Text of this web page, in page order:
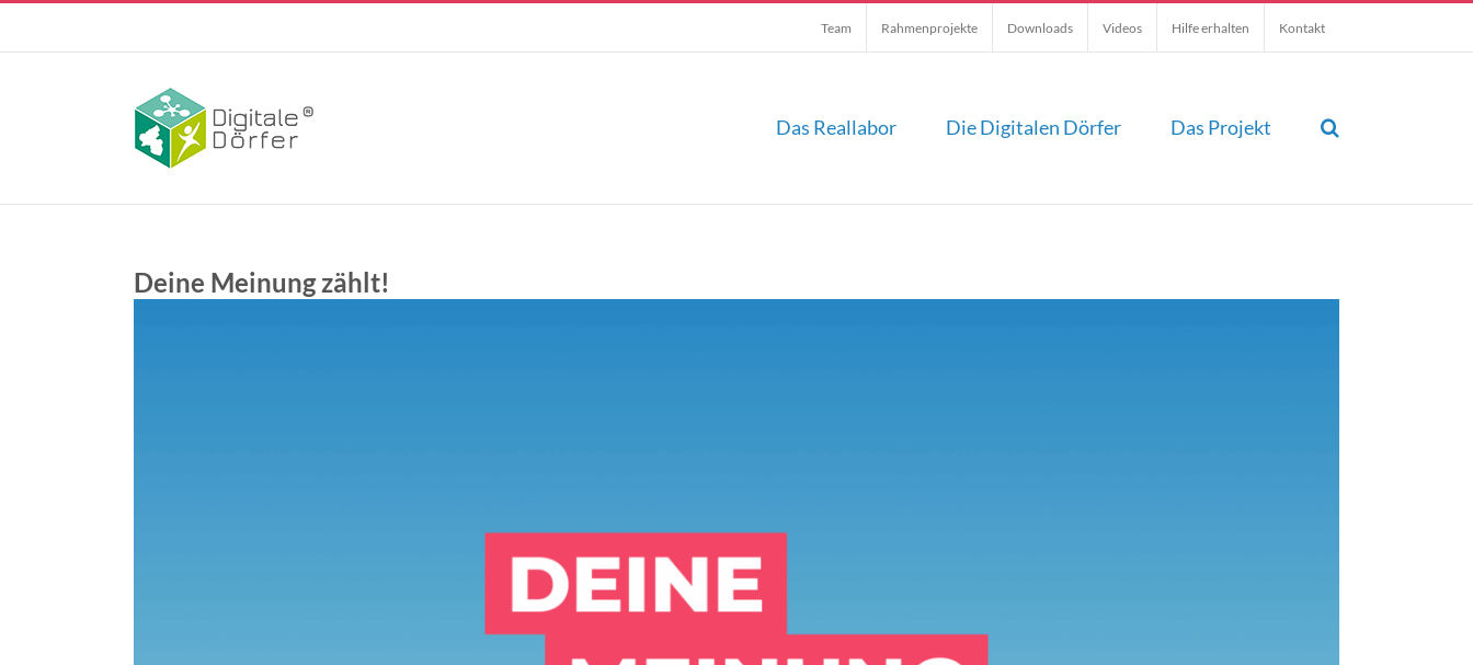
to
Team Rahmenprojekte Downloads Videos Hilfe erhalten Kontakt
Das Reallabor Die Digitalen Dörfer Das Projekt
Deine Meinung zählt!